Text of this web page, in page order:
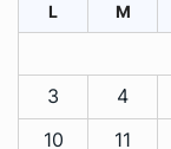
L M
3
4
10
11